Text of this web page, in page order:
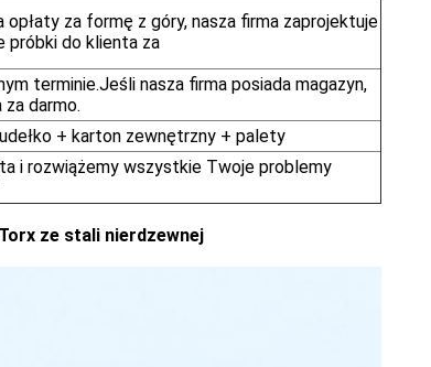
za formę z góry, nasza firma zaprojektuje
​​próbki do klienta za
terminie.Jeśli nasza firma posiada magazyn,
darmo.
+ karton zewnętrzny + palety
i rozwiążemy wszystkie Twoje problemy
ze stali nierdzewnej